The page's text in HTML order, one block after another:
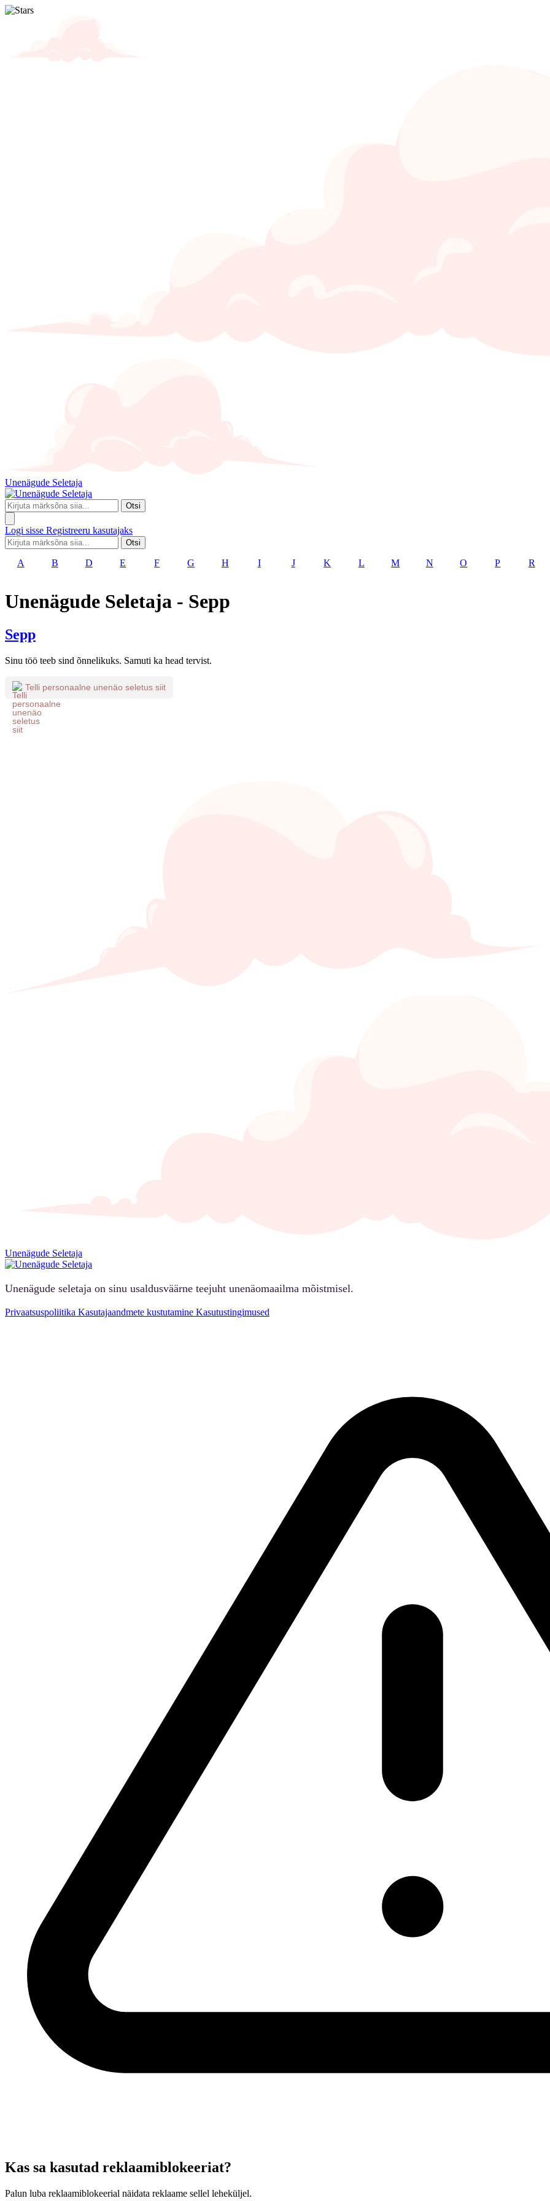
Unenägude Seletaja
Otsi
Logi sisse Registreeru kasutajaks
Otsi
A B D E F G H I J K L M N O P R
Unenägude Seletaja - Sepp
Sepp
Sinu töö teeb sind õnnelikuks. Samuti ka head tervist.
Telli personaalne unenäo seletus siit
Unenägude Seletaja
Unenägude seletaja on sinu usaldusväärne teejuht unenäomaailma mõistmisel.
Privaatsuspoliitika Kasutajaandmete kustutamine Kasutustingimused
Kas sa kasutad reklaamiblokeeriat?
Palun luba reklaamiblokeerial näidata reklaame sellel leheküljel.